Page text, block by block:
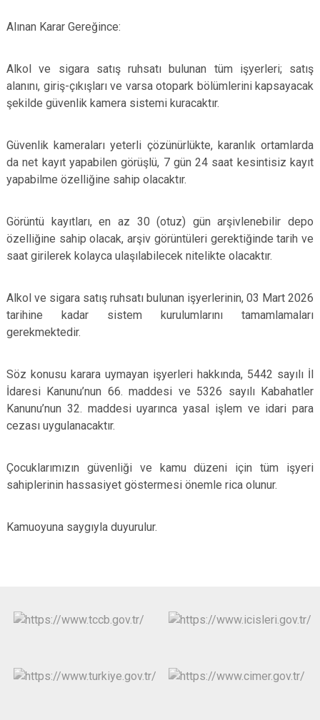
Alınan Karar Gereğince:
Alkol ve sigara satış ruhsatı bulunan tüm işyerleri; satış
alanını, giriş-çıkışları ve varsa otopark bölümlerini kapsayacak
şekilde güvenlik kamera sistemi kuracaktır.
Güvenlik kameraları yeterli çözünürlükte, karanlık ortamlarda
da net kayıt yapabilen görüşlü, 7 gün 24 saat kesintisiz kayıt
yapabilme özelliğine sahip olacaktır.
Görüntü kayıtları, en az 30 (otuz) gün arşivlenebilir depo
özelliğine sahip olacak, arşiv görüntüleri gerektiğinde tarih ve
saat girilerek kolayca ulaşılabilecek nitelikte olacaktır.
Alkol ve sigara satış ruhsatı bulunan işyerlerinin, 03 Mart 2026
tarihine kadar sistem kurulumlarını tamamlamaları
gerekmektedir.
Söz konusu karara uymayan işyerleri hakkında, 5442 sayılı İl
İdaresi Kanunu’nun 66. maddesi ve 5326 sayılı Kabahatler
Kanunu’nun 32. maddesi uyarınca yasal işlem ve idari para
cezası uygulanacaktır.
Çocuklarımızın güvenliği ve kamu düzeni için tüm işyeri
sahiplerinin hassasiyet göstermesi önemle rica olunur.
Kamuoyuna saygıyla duyurulur.